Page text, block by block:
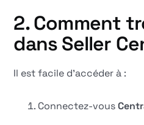
2. Comment
dans Seller
Il est facile d'accéder à :
Connectez-vous